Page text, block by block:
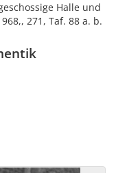
Halle und
271, Taf. 88 a. b.